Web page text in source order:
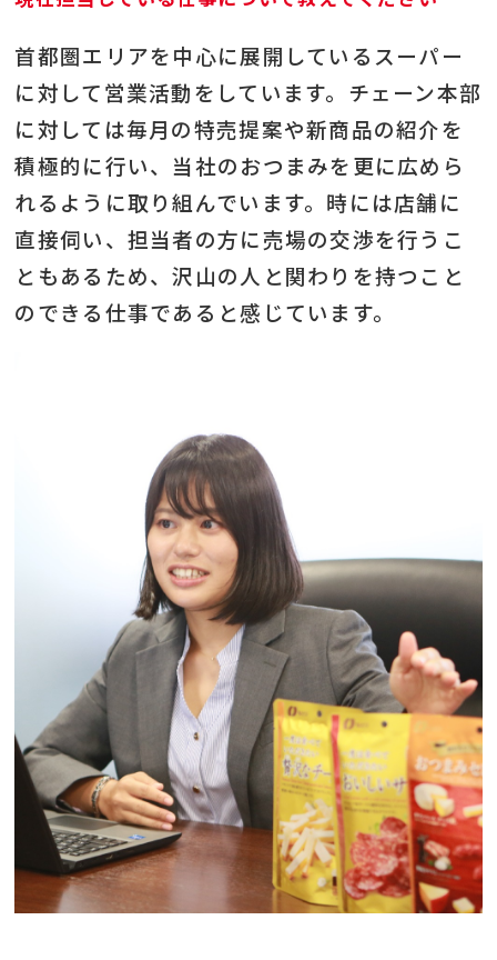
首都圏エリアを中心に展開しているスーパー
に対して営業活動をしています。チェーン本部
に対しては毎月の特売提案や新商品の紹介を
積極的に行い、当社のおつまみを更に広めら
れるように取り組んでいます。時には店舗に
直接伺い、担当者の方に売場の交渉を行うこ
ともあるため、沢山の人と関わりを持つこと
のできる仕事であると感じています。